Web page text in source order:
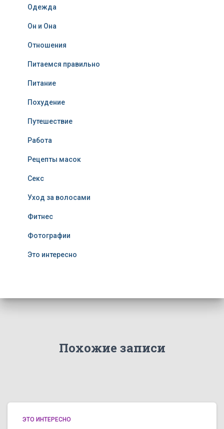
Одежда
Он и Она
Отношения
Питаемся правильно
Питание
Похудение
Путешествие
Работа
Рецепты масок
Секс
Уход за волосами
Фитнес
Фотографии
Это интересно
Похожие записи
ЭТО ИНТЕРЕСНО